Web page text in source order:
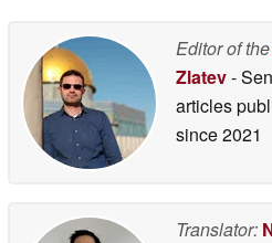
Editor of the
Zlatev-
articles
since 2021
Translator: